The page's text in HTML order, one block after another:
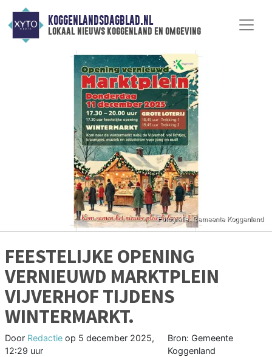
KOGGENLANDSDAGBLAD.NL
lokaal nieuws koggenland en omgeving
FEESTELIJKE OPENING
VERNIEUWD MARKTPLEIN
VIJVERHOF TIJDENS
WINTERMARKT.
Door Redactie op 5 december 2025,
12:29 uur
Bron: Gemeente
Koggenland